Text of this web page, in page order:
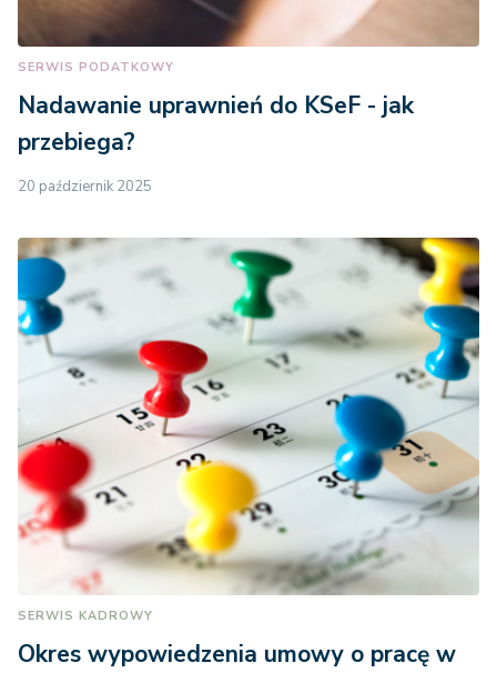
SERWIS PODATKOWY
Nadawanie uprawnień do KSeF - jak
przebiega?
20 październik 2025
SERWIS KADROWY
Okres wypowiedzenia umowy o pracę w